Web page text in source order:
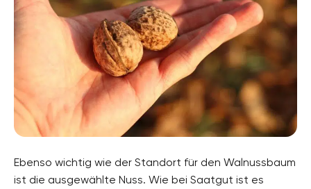
Ebenso wichtig wie der Standort für den Walnussbaum
ist die ausgewählte Nuss. Wie bei Saatgut ist es